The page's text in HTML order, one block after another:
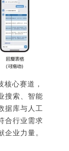
心赛道，
搜索、智能
据库与人工
合行业需求
企业力量。